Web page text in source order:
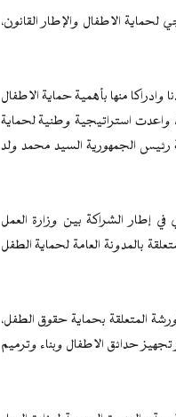
الاطفال والإطار القانون،
وادراكا منها بأهمية حماية الاطفال
واعدت استراتيجية وطنية لحماية
رئيس الجمهورية السيد محمد ولد
إطار الشراكة بين وزارة العمل
بالمدونة العامة لحماية الطفل
المتعلقة بحماية حقوق الطفل،
تجهيز حدائق الاطفال وبناء وترميم